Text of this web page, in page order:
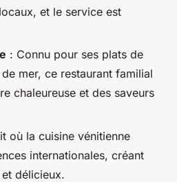
et le service est
: Connu pour ses plats de
mer, ce restaurant familial
chaleureuse et des saveurs
où la cuisine vénitienne
internationales, créant
délicieux.